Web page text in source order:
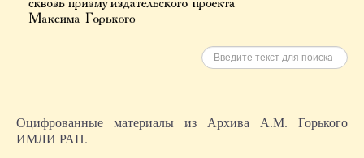
Искать
Оцифрованные материалы из Архива А.М. Горького
ИМЛИ РАН.